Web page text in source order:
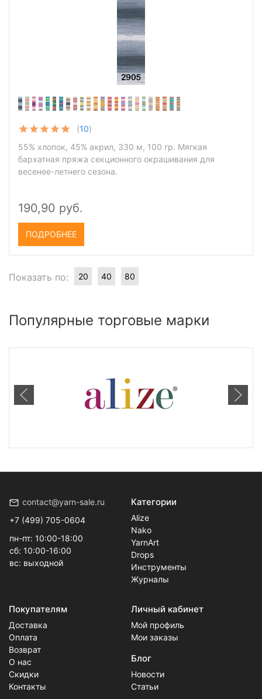
(10)
55% хлопок, 45% акрил, 330 м, 100 гр. Мягкая
бархатная пряжа секционного окрашивания для
весенее-летнего сезона.
190,90 руб.
ПОДРОБНЕЕ
Показать по: 20 40 80
Популярные торговые марки
contact@yarn-sale.ru
+7 (499) 705-0604
пн-пт: 10:00-18:00
сб: 10:00-16:00
вс: выходной
Категории
Alize
Nako
YarnArt
Drops
Инструменты
Журналы
Покупателям
Доставка
Оплата
Возврат
О нас
Скидки
Контакты
Личный кабинет
Мой профиль
Мои заказы
Блог
Новости
Статьи